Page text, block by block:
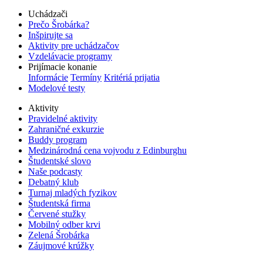
Uchádzači
Prečo Šrobárka?
Inšpirujte sa
Aktivity pre uchádzačov
Vzdelávacie programy
Prijímacie konanie
Informácie Termíny Kritériá prijatia
Modelové testy
Aktivity
Pravidelné aktivity
Zahraničné exkurzie
Buddy program
Medzinárodná cena vojvodu z Edinburghu
Študentské slovo
Naše podcasty
Debatný klub
Turnaj mladých fyzikov
Študentská firma
Červené stužky
Mobilný odber krvi
Zelená Šrobárka
Záujmové krúžky